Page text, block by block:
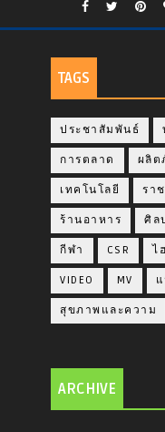
TAGS
ประชาสัมพันธ์
การตลาด ผลิ
เทคโนโลยี รา
ร้านอาหาร ศิล
กีฬา CSR ไ
VIDEO MV
สุขภาพและความ
ARCHIVE